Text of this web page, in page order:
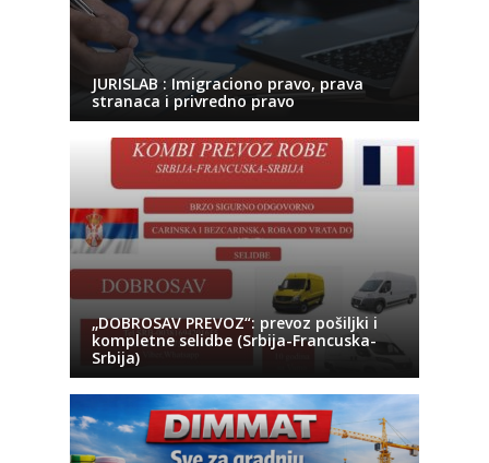
JURISLAB : Imigraciono pravo, prava
stranaca i privredno pravo
„DOBROSAV PREVOZ“: prevoz pošiljki i
kompletne selidbe (Srbija-Francuska-
Srbija)